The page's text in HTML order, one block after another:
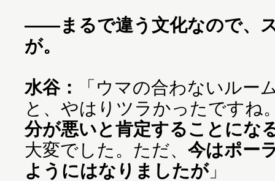
——まるで違う文化なので、
が。
水谷：
「ウマの合わないルー
と、やはりツラかったですね
分が悪いと肯定することにな
大変でした。ただ、 今はポー
ようにはなりましたが」